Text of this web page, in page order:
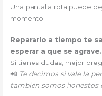
Una pantalla rota puede
momento.
Repararlo a tiempo te
esperar a que se agrave.
Si tienes dudas, mejor
📲 Te decimos si vale la
también somos honestos